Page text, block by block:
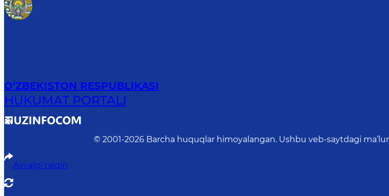
O‘ZBEKISTON RESPUBLIKASI
HUKUMAT PORTALI
© 2001-2026 Barcha huquqlar himoyalangan. Ushbu veb-saytdagi
Avvalgi talqin